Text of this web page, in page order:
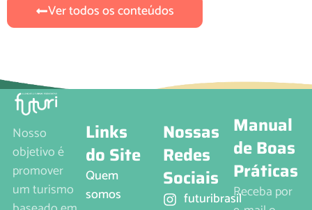
Ver todos os conteúdos
Nosso
objetivo é
promover
um turismo
Links
do Site
Quem
somos
Nossas
Redes
Sociais
futuribrasil
Manual
de Boas
Práticas
Receba por